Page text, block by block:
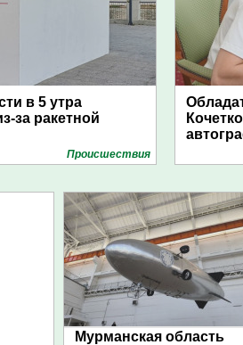
в 5 утра
за ракетной
Проиcшествия
Мурманская область